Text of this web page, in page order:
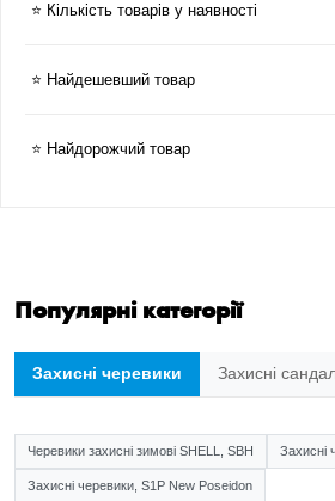
⭐ Кількість товарів у наявності
⭐ Найдешевший товар
⭐ Найдорожчий товар
Популярні категорії
Захисні черевики Захисні
Черевики захисні зимові SHELL, SBH Захисні
Захисні черевики, S1P New Poseidon